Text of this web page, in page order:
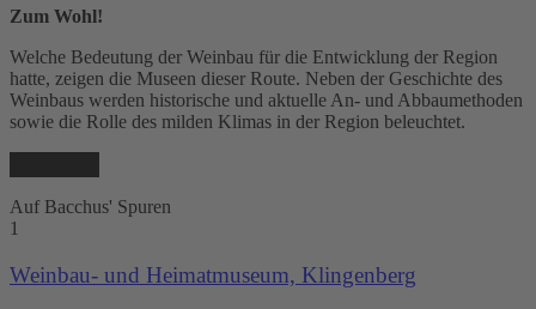
Zum Wohl!
Welche Bedeutung der Weinbau für die Entwicklung der Region
hatte, zeigen die Museen dieser Route. Neben der Geschichte des
Weinbaus werden historische und aktuelle An- und Abbaumethoden
sowie die Rolle des milden Klimas in der Region beleuchtet.
Auf Bacchus' Spuren
1
Weinbau- und Heimatmuseum, Klingenberg